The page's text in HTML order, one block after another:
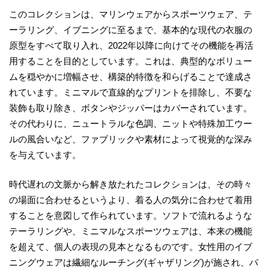
このコレクションは、マリンウェアからスポーツウェア、テ
ーラリング、イブニングに至るまで、基本的な現代の衣服の
原型をすべて取り入れ、2022年以降に向けてその機能を再活
用することを目的としています。これは、典型的なボリュー
ムを穏やかに増幅させ、構築的特徴を和らげることで達成さ
れています。ミニマルで直線的なプリントを排除し、不要な
装飾も取り除き、ボタンやジッパーはカバーされています。
その代わりに、ニュートラルな色調、ニットや特殊加工ウー
ルの風合いなど、ファブリックや素材によって視覚的な深み
を与えています。
時代遅れの文脈から解き放たれたコレクションは、その時々
の場面に合わせるというより、着る人の気分に合わせて着用
することを意図して作られています。ソフトで流れるような
テーラリングや、ミニマルなスポーツウェアは、本来の機能
を超えて、個人の表現の見本となるものです。女性用のイブ
ニングウェアは繊細なルーチング(ギャザリング)が施され、パ